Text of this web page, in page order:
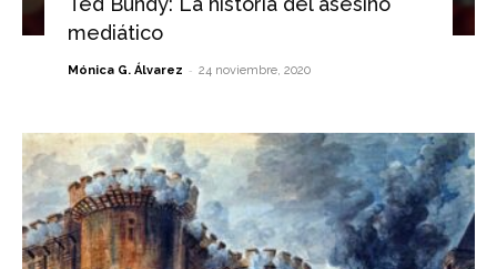
mediático
Mónica G. Álvarez - 24 noviembre, 2020